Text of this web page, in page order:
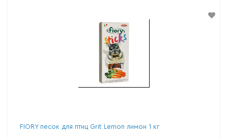
FIORY песок для птиц Grit Lemon лимон 1 кг